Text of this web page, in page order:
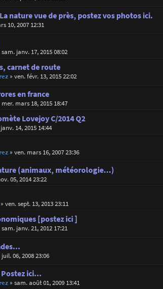
nature vue de près, postez vos photos ici.
10, 2007 12:31
sam. janv. 17, 2015 08:02
carnet de route
» ven. févr. 13, 2015 22:02
en france
mer. mars 18, 2015 18:47
Lovejoy C/2014 Q2
14, 2015 14:44
» ven. mars 16, 2007 23:36
(animaux, météorologie...)
05, 2014 23:22
ven. sept. 13, 2013 23:11
[postez ici ]
sam. janv. 21, 2012 17:21
06, 2008 23:06
ici...
» sam. août 01, 2009 13:41